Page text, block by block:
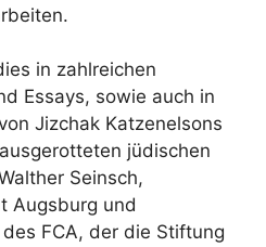
in zahlreichen
Essays, sowie auch in
Jizchak Katzenelsons
jüdischen
Seinsch,
Augsburg und
FCA, der die Stiftung